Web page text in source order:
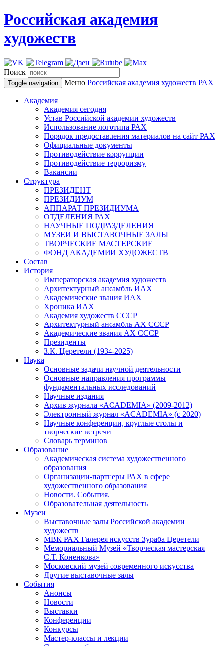
Российская академия
художеств
Поиск
Toggle navigation Меню Российская академия художеств РАХ
Академия
Академия сегодня
Устав Российской академии художеств
Использование логотипа РАХ
Порядок предоставления материалов на сайт РАХ
Официальные документы
Противодействие коррупции
Противодействие терроризму
Вакансии
Структура
ПРЕЗИДЕНТ
ПРЕЗИДИУМ
АППАРАТ ПРЕЗИДИУМА
ОТДЕЛЕНИЯ РАХ
НАУЧНЫЕ ПОДРАЗДЕЛЕНИЯ
МУЗЕИ И ВЫСТАВОЧНЫЕ ЗАЛЫ
ТВОРЧЕСКИЕ МАСТЕРСКИЕ
ФОНД АКАДЕМИИ ХУДОЖЕСТВ
Состав
История
Императорская академия художеств
Архитектурный ансамбль ИАХ
Академические звания ИАХ
Хроника ИАХ
Академия художеств СССР
Архитектурный ансамбль АХ СССР
Академические звания АХ СССР
Президенты
З.К. Церетели (1934-2025)
Наука
Основные задачи научной деятельности
Основные направления программы
фундаментальных исследований
Научные издания
Архив журнала «ACADEMIA» (2009-2012)
Электронный журнал «ACADEMIA» (с 2020)
Научные конференции, круглые столы и
творческие встречи
Словарь терминов
Образование
Академическая система художественного
образования
Организации-партнеры РАХ в сфере
художественного образования
Новости. События.
Образовательная деятельность
Музеи
Выставочные залы Российской академии
художеств
МВК РАХ Галерея искусств Зураба Церетели
Мемориальный Музей «Творческая мастерская
С.Т. Коненкова»
Московский музей современного искусства
Другие выставочные залы
События
Анонсы
Новости
Выставки
Конференции
Конкурсы
Мастер-классы и лекции